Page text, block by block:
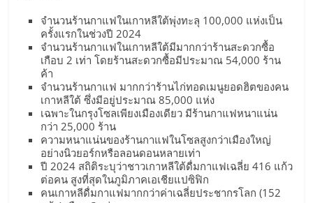
ไชส์,
ที่
ปรึกษา
แฟ
รน
จำนวนร้านกาแฟในเกาหลีใต้พุ่งทะลุ 100,000 แห่งเป็น
ครั้งแรกในช่วงปี 2024
จำนวนร้านกาแฟในเกาหลีใต้มีมากกว่าร้านสะดวกซื้อ
เกือบ 2 เท่า โดยร้านสะดวกซื้อมีประมาณ 54,000 ร้าน
ค้า
จำนวนร้านกาแฟ มากกว่าร้านไก่ทอดเมนูยอดฮิตของคน
เกาหลีใต้ ซึ่งมีอยู่ประมาณ 85,000 แห่ง
เฉพาะในกรุงโซลเพียงเมืองเดียว มีร้านกาแฟหนาแน่น
กว่า 25,000 ร้าน
ความหนาแน่นของร้านกาแฟในโซลสูงกว่าเมืองใหญ่
อย่างนิวยอร์กหรือลอนดอนหลายเท่า
ปี 2024 สถิติระบุว่าชาวเกาหลีใต้ดื่มกาแฟเฉลี่ย 416 แก้ว
ต่อคน สูงที่สุดในภูมิภาคเอเชียแปซิฟิก
คนเกาหลีดื่มกาแฟมากกว่าค่าเฉลี่ยประชากรโลก (152